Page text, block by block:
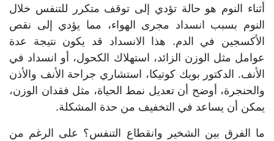
أثناء النوم هو حالة تؤدي إلى توقف متكرر للتنفس خلال
النوم بسبب انسداد مجرى الهواء، مما يؤدي إلى نقص
الأكسجين في الدم. هذا الانسداد قد يكون نتيجة عدة
عوامل مثل الوزن الزائد، استهلاك الكحول، أو انسداد في
الأنف. الدكتور بويك كوتيكا، استشاري جراحة الأنف والأذن
والحنجرة، أوضح أن تعديل نمط الحياة، مثل فقدان الوزن،
يمكن أن يساعد في التخفيف من حدة المشكلة.
ما الفرق بين الشخير وانقطاع التنفس؟ على الرغم من